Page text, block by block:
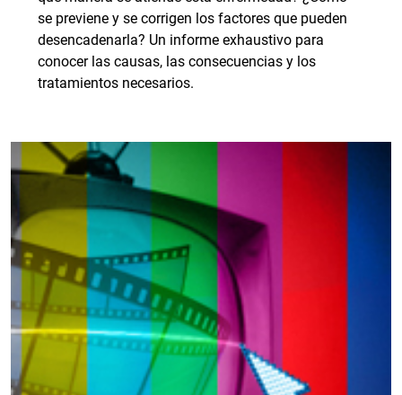
se previene y se corrigen los factores que pueden
desencadenarla? Un informe exhaustivo para
conocer las causas, las consecuencias y los
tratamientos necesarios.